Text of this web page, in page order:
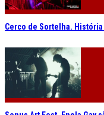
Cerco de Sortelha.